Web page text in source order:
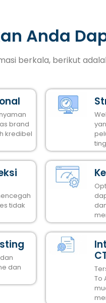
Anda
berkala, berikut
brand
kredibel
tidak
dan
To